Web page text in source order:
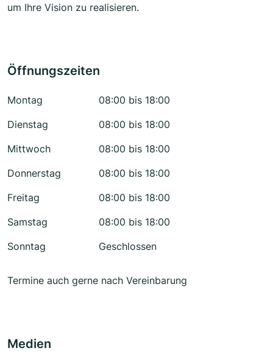
um Ihre Vision zu realisieren.
Öffnungszeiten
Montag
08:00 bis 18:00
Dienstag
08:00 bis 18:00
Mittwoch
08:00 bis 18:00
Donnerstag
08:00 bis 18:00
Freitag
08:00 bis 18:00
Samstag
08:00 bis 18:00
Sonntag
Geschlossen
Termine auch gerne nach Vereinbarung
Medien